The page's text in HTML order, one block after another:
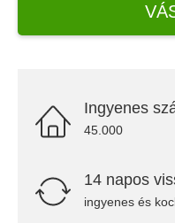
Ingyenes
45.000
14 napos
ingyenes és